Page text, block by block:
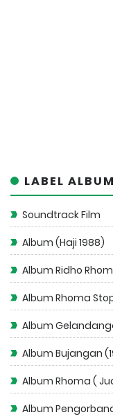
LABEL
Soundtrack Film
Album (Haji 1988)
Album Ridho
Album Rhoma
Album
Album Bujangan
Album Rhoma (
Album